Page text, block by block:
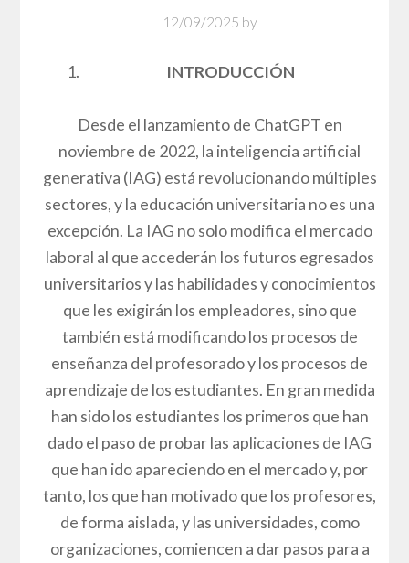
12/09/2025 by
INTRODUCCIÓN
Desde el lanzamiento de ChatGPT en
noviembre de 2022, la inteligencia artificial
generativa (IAG) está revolucionando múltiples
sectores, y la educación universitaria no es una
excepción. La IAG no solo modifica el mercado
laboral al que accederán los futuros egresados
universitarios y las habilidades y conocimientos
que les exigirán los empleadores, sino que
también está modificando los procesos de
enseñanza del profesorado y los procesos de
aprendizaje de los estudiantes. En gran medida
han sido los estudiantes los primeros que han
dado el paso de probar las aplicaciones de IAG
que han ido apareciendo en el mercado y, por
tanto, los que han motivado que los profesores,
de forma aislada, y las universidades, como
organizaciones, comiencen a dar pasos para a